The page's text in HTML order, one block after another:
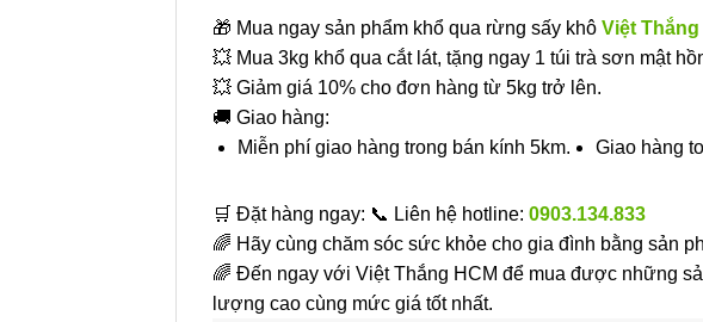
🎁 Mua ngay sản phẩm khổ qua rừng sấy khô Việt Thắng
💥 Mua 3kg khổ qua cắt lát, tặng ngay 1 túi trà sơn mật
💥 Giảm giá 10% cho đơn hàng từ 5kg trở lên.
🚚 Giao hàng:
Miễn phí giao hàng trong bán kính 5km.
Giao hàng
🛒 Đặt hàng ngay: 📞 Liên hệ hotline: 0903.134.833
🌈 Hãy cùng chăm sóc sức khỏe cho gia đình bằng sản
🌈 Đến ngay với Việt Thắng HCM để mua được những
lượng cao cùng mức giá tốt nhất.